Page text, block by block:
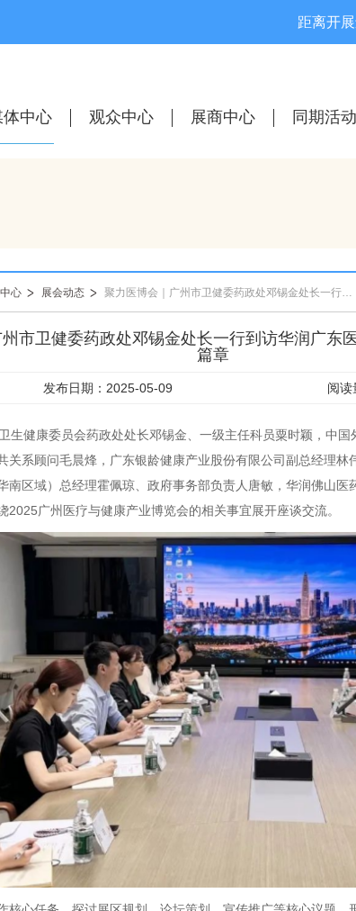
距离开
体中心 观众中心 展商中心 同期活动
心 展会动态 聚力医博会｜广州市卫健委药政处邓锡金处长一行到访华润广东医药，共谋医疗健康产业新篇章
市卫健委药政处邓锡金处长一行到访华润广东
篇章
发布日期：2025-05-09 阅读
生健康委员会药政处处长邓锡金、一级主任科员粟时颖，中
关系顾问毛晨烽，广东银龄健康产业股份有限公司副总经理林
南区域）总经理霍佩琼、政府事务部负责人唐敏，华润佛山医
2025广州医疗与健康产业博览会的相关事宜展开座谈交流。